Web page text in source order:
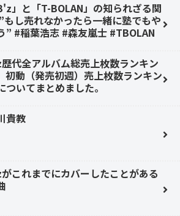
」と「T-BOLAN」の知られざる関
もし売れなかったら一緒に塾でもや
” #稲葉浩志 #森友嵐士 #TBOLAN
代全アルバム総売上枚数ランキン
初動（発売初週）売上枚数ランキン
ついてまとめました。
貴教
これまでにカバーしたことがある